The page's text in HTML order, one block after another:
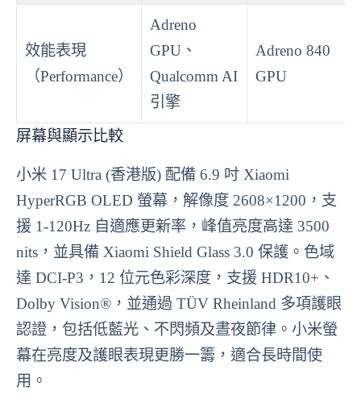
效能表現
（Performance）
Adreno
GPU、
Qualcomm AI
引擎
Adreno 840
GPU
屏幕與顯示比較
小米 17 Ultra (香港版) 配備 6.9 吋 Xiaomi
HyperRGB OLED 螢幕，解像度 2608×1200，支
援 1-120Hz 自適應更新率，峰值亮度高達 3500
nits，並具備 Xiaomi Shield Glass 3.0 保護。色域
達 DCI-P3，12 位元色彩深度，支援 HDR10+、
Dolby Vision®，並通過 TÜV Rheinland 多項護眼
認證，包括低藍光、不閃頻及晝夜節律。小米螢
幕在亮度及護眼表現更勝一籌，適合長時間使
用。